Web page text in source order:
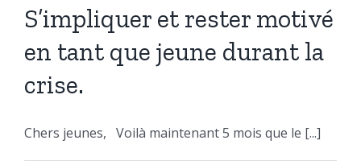
de
fin
du
projet
S’impliquer et rester motivé
en tant que jeune durant la
crise.
Chers jeunes, Voilà maintenant 5 mois que le [...]